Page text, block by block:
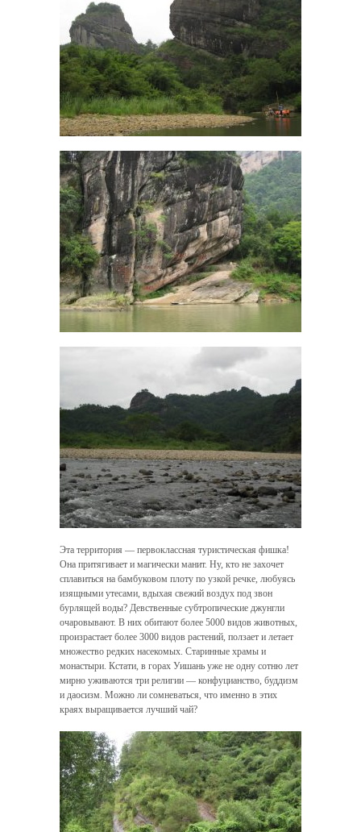
Эта территория — первоклассная туристическая фишка!
Она притягивает и магически манит. Ну, кто не захочет
сплавиться на бамбуковом плоту по узкой речке, любуясь
изящными утесами, вдыхая свежий воздух под звон
бурлящей воды? Девственные субтропические джунгли
очаровывают. В них обитают более 5000 видов животных,
произрастает более 3000 видов растений, ползает и летает
множество редких насекомых. Старинные храмы и
монастыри. Кстати, в горах Уишань уже не одну сотню лет
мирно уживаются три религии — конфуцианство, буддизм
и даосизм. Можно ли сомневаться, что именно в этих
краях выращивается лучший чай?